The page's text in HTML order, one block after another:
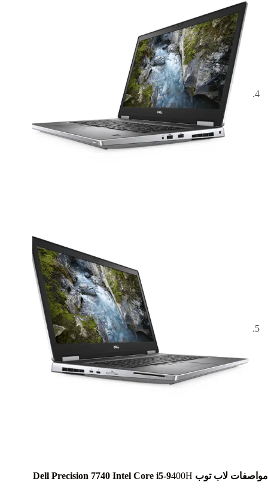
مواصفات لاب توب Dell Precision 7740 Intel Core i5-9 400H